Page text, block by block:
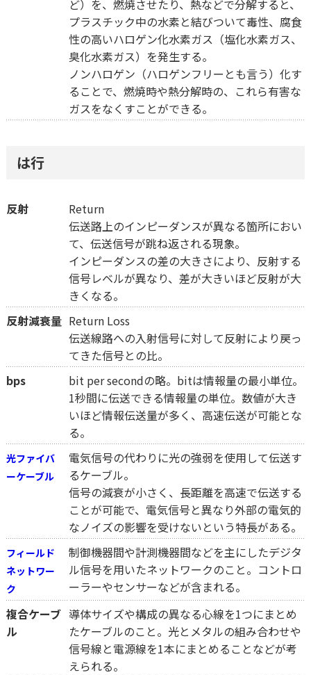
ど）を、燃焼させたり、熱などで分解すると、
プラスチック中の水素と結びついて毒性、腐食
性の高いハロゲン化水素ガス（塩化水素ガス、
臭化水素ガス）を発生する。
ノンハロゲン（ハロゲンフリーとも言う）化す
ることで、燃焼時や熱分解時の、これら有害な
ガスをなくすことができる。
は行
反射
Return
伝送路上のインピーダンスが異なる箇所におい
て、伝送信号が跳ね返される現象。
インピーダンスの差の大きさにより、反射する
信号レベルが異なり、差が大きいほど反射が大
きくなる。
反射減衰量 Return Loss
伝送線路への入射信号に対して反射により戻っ
てきた信号との比。
bps
bit per secondの略。bitは情報量の最小単位。
1秒間に伝送できる情報量の単位。数値が大き
いほど情報伝送量が多く、高速伝送が可能とな
る。
光ファイバ
ーケーブル
電気信号の代わりに光の強弱を使用して伝送す
るケーブル。
信号の減衰が小さく、長距離を高速で伝送する
ことが可能で、電気信号と異なり外部の電気的
なノイズの影響を受けないという特長がある。
フィールド
ネットワー
ク
制御機器間や計測機器間などを主にしたデジタ
ル信号を用いたネットワークのこと。コントロ
ーラーやセンサーなどが含まれる。
複合ケーブ
ル
導体サイズや構成の異なる心線を1つにまとめ
たケーブルのこと。光とメタルの組み合わせや
信号線と電源線を1本にまとめることなどが考
えられる。